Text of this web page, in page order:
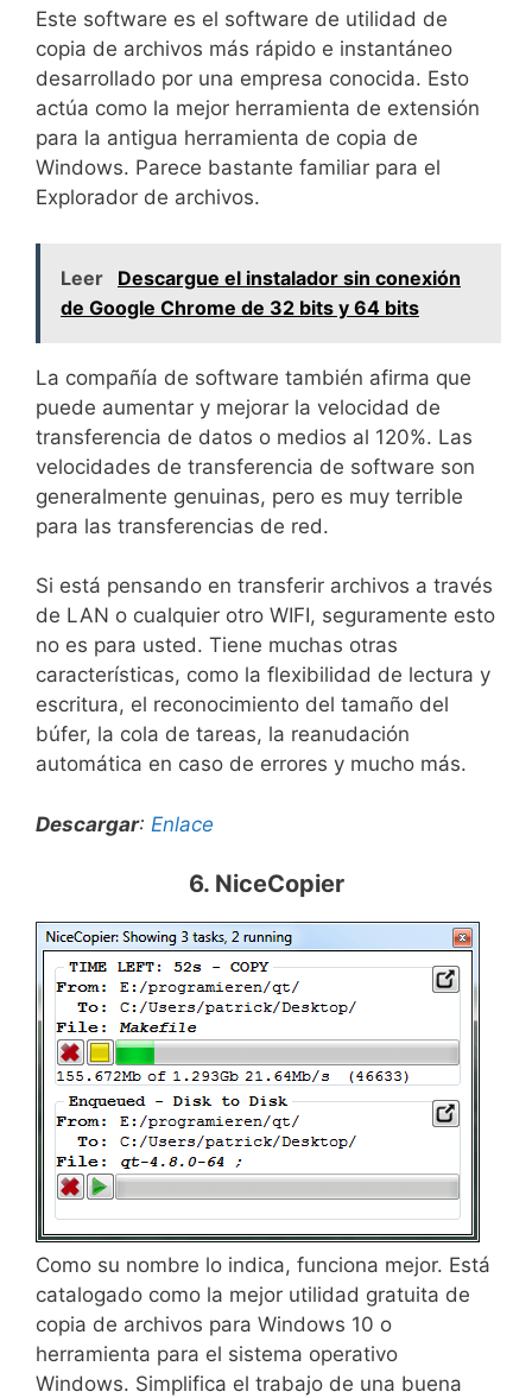
Este software es el software de utilidad de
copia de archivos más rápido e instantáneo
desarrollado por una empresa conocida. Esto
actúa como la mejor herramienta de extensión
para la antigua herramienta de copia de
Windows. Parece bastante familiar para el
Explorador de archivos.
Leer
Descargue el instalador sin conexión
de Google Chrome de 32 bits y 64 bits
La compañía de software también afirma que
puede aumentar y mejorar la velocidad de
transferencia de datos o medios al 120%. Las
velocidades de transferencia de software son
generalmente genuinas, pero es muy terrible
para las transferencias de red.
Si está pensando en transferir archivos a través
de LAN o cualquier otro WIFI, seguramente esto
no es para usted. Tiene muchas otras
características, como la flexibilidad de lectura y
escritura, el reconocimiento del tamaño del
búfer, la cola de tareas, la reanudación
automática en caso de errores y mucho más.
Descargar: Enlace
6. NiceCopier
Como su nombre lo indica, funciona mejor. Está
catalogado como la mejor utilidad gratuita de
copia de archivos para Windows 10 o
herramienta para el sistema operativo
Windows. Simplifica el trabajo de una buena